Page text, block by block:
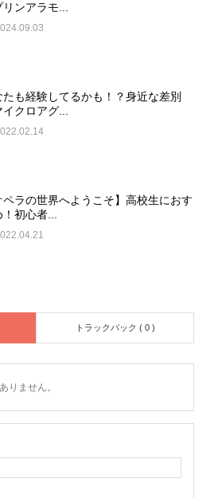
リンアラモ...
たも経験してるかも！？身近な差別
イクロアグ...
ペラの世界へようこそ】高校生におす
！初心者...
トラックバック ( 0 )
りません。